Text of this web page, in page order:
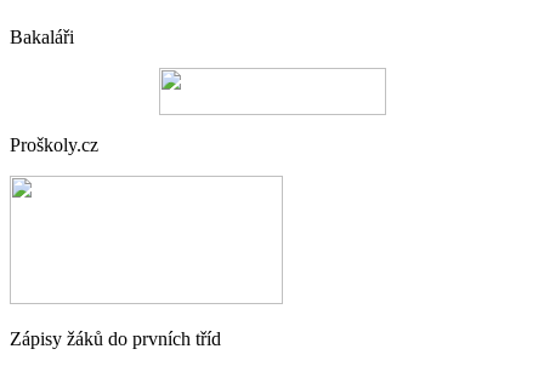
Bakaláři
Proškoly.cz
Zápisy žáků do prvních tříd